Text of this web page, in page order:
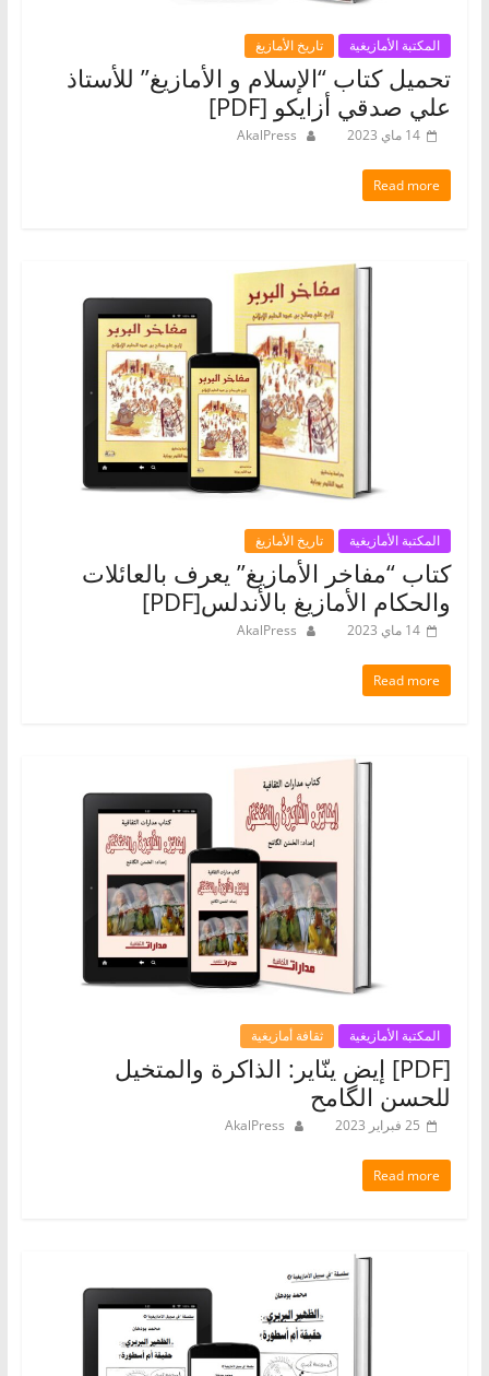
المكتبة الأمازيغية تاريخ الأمازيغ
تحميل كتاب “الإسلام و الأمازيغ” للأستاذ
علي صدقي أزايكو [PDF]
14 ماي 2023 AkalPress
Read more
المكتبة الأمازيغية تاريخ الأمازيغ
كتاب “مفاخر الأمازيغ” يعرف بالعائلات
والحكام الأمازيغ بالأندلس[PDF]
14 ماي 2023 AkalPress
Read more
المكتبة الأمازيغية ثقافة أمازيغية
[PDF] إيض ينّاير: الذاكرة والمتخيل
للحسن الگامح
25 فبراير 2023 AkalPress
Read more